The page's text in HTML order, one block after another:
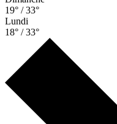
19° / 33°
Lundi
18° / 33°